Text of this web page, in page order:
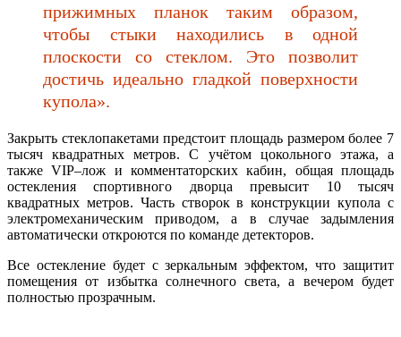
прижимных планок таким образом,
чтобы стыки находились в одной
плоскости со стеклом. Это позволит
достичь идеально гладкой поверхности
купола».
Закрыть стеклопакетами предстоит площадь размером более 7
тысяч квадратных метров. С учётом цокольного этажа, а
также VIP–лож и комментаторских кабин, общая площадь
остекления спортивного дворца превысит 10 тысяч
квадратных метров. Часть створок в конструкции купола с
электромеханическим приводом, а в случае задымления
автоматически откроются по команде детекторов.
Все остекление будет с зеркальным эффектом, что защитит
помещения от избытка солнечного света, а вечером будет
полностью прозрачным.